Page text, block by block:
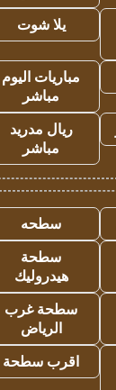
يلا شوت
مباريات اليوم
مباشر
ريال مدريد
مباشر
سطحه
سطحة
هيدروليك
سطحة غرب
الرياض
اقرب سطحة